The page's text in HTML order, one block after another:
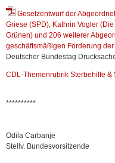
Gesetzentwurf der
Griese (SPD), Kathrin Vogler
Grünen) und 206 weiterer
geschäftsmäßigen Förderung der
Deutscher Bundestag
CDL-Themenrubrik Sterbehilfe &
**********
Odila Carbanje
Stellv. Bundesvorsitzende